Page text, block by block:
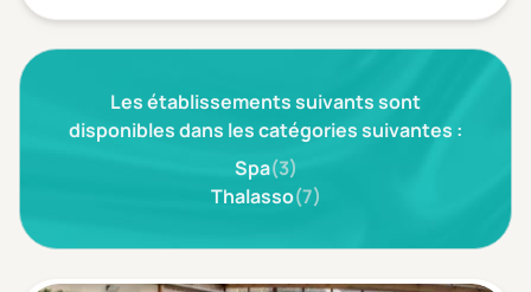
Les établissements suivants sont
disponibles dans les catégories suivantes :
Spa(3)
Thalasso(7)